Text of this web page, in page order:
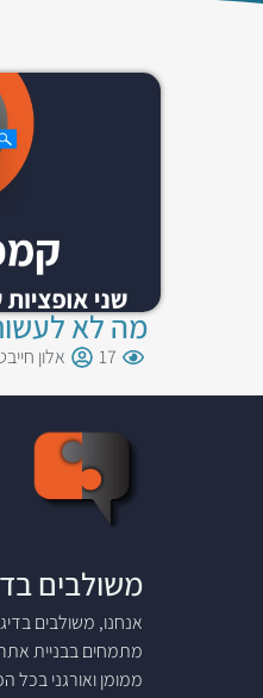
מה לא
17 אלון
משולבים
אנחנו, משולבים
מתמחים בבניית
ממומן ואורגני בכל